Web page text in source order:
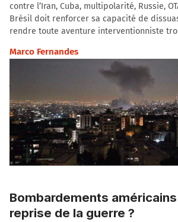
contre l’Iran, Cuba, multipolarité, Russie,
Brésil doit renforcer sa capacité de
rendre toute aventure interventionniste
Marco Fernandes
Bombardements
reprise de la guerre ?